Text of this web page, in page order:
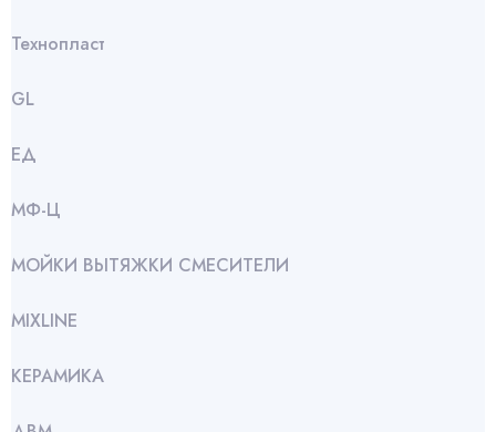
Технопласт
GL
ЕД
МФ-Ц
МОЙКИ ВЫТЯЖКИ СМЕСИТЕЛИ
МIXLINE
КЕРАМИКА